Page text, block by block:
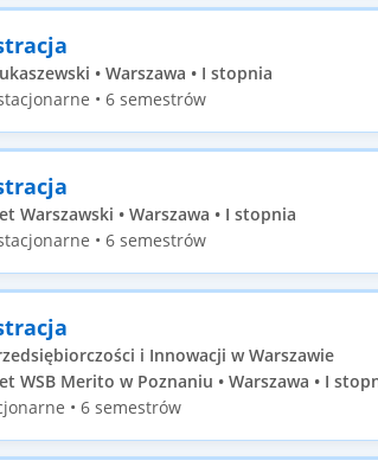
• Warszawa • I stopnia
• 6 semestrów
Warszawski • Warszawa • I stopnia
• 6 semestrów
i Innowacji w Warszawie
WSB Merito w Poznaniu • Warszawa • I
• 6 semestrów